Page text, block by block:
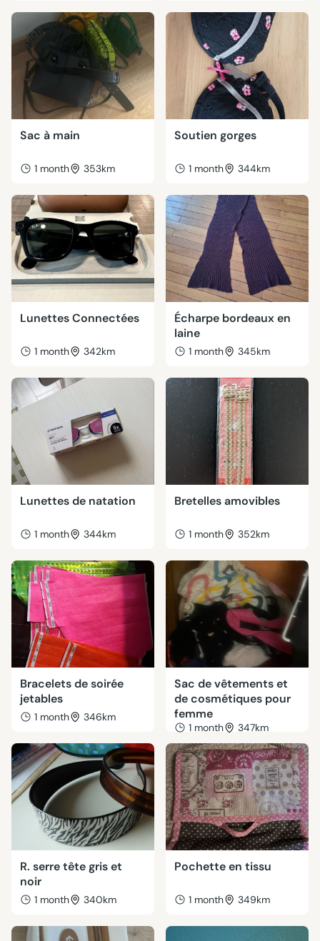
Sac à main
1 month 353km
Soutien gorges
1 month 344km
Lunettes Connectées
1 month 342km
Écharpe bordeaux en
laine
1 month 345km
Lunettes de natation
1 month 344km
Bretelles amovibles
1 month 352km
Bracelets de soirée
jetables
1 month 346km
Sac de vêtements et
de cosmétiques pour
femme
1 month 347km
R. serre tête gris et
noir
1 month 340km
Pochette en tissu
1 month 349km